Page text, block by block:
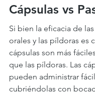
Cápsulas vs
Si bien la eficacia de
orales y las píldoras es
cápsulas son más
que las píldoras. Las
pueden administrar
cubriéndolas con